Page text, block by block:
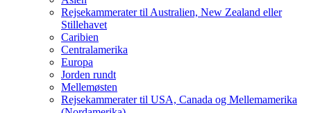
Rejsekammerater til Australien, New Zealand eller
Stillehavet
Caribien
Centralamerika
Europa
Jorden rundt
Mellemøsten
Rejsekammerater til USA, Canada og Mellemamerika